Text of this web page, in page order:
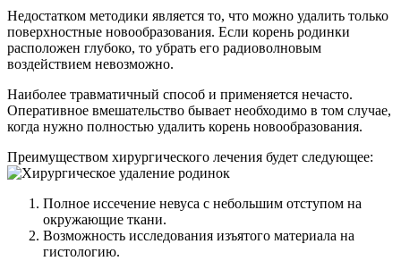
Недостатком методики является то, что можно удалить только
поверхностные новообразования. Если корень родинки
расположен глубоко, то убрать его радиоволновым
воздействием невозможно.
Наиболее травматичный способ и применяется нечасто.
Оперативное вмешательство бывает необходимо в том случае,
когда нужно полностью удалить корень новообразования.
Преимуществом хирургического лечения будет следующее:
Полное иссечение невуса с небольшим отступом на
окружающие ткани.
Возможность исследования изъятого материала на
гистологию.